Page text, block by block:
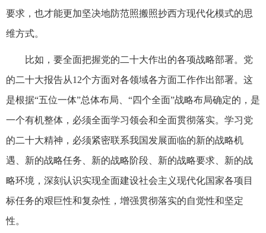
要求，也才能更加坚决地防范照搬照抄西方现代化模式的思
维方式。
比如，要全面把握党的二十大作出的各项战略部署。党
的二十大报告从12个方面对各领域各方面工作作出部署。这
是根据“五位一体”总体布局、“四个全面”战略布局确定的，是
一个有机整体，必须全面学习领会和全面贯彻落实。学习党
的二十大精神，必须紧密联系我国发展面临的新的战略机
遇、新的战略任务、新的战略阶段、新的战略要求、新的战
略环境，深刻认识实现全面建设社会主义现代化国家各项目
标任务的艰巨性和复杂性，增强贯彻落实的自觉性和坚定
性。